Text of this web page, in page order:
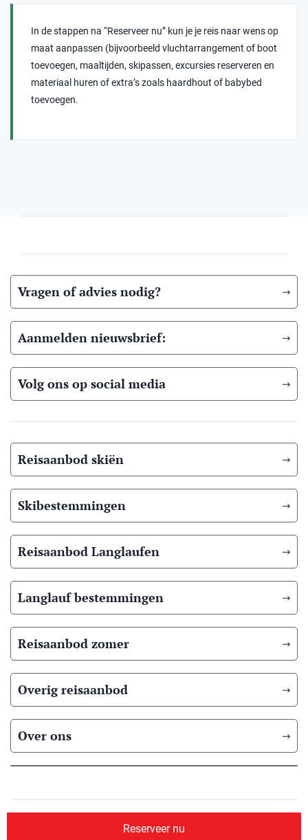
In de stappen na “Reserveer nu” kun je je reis naar wens op
maat aanpassen (bijvoorbeeld vluchtarrangement of boot
toevoegen, maaltijden, skipassen, excursies reserveren en
materiaal huren of extra’s zoals haardhout of babybed
toevoegen.
Reserveer nu
Vragen of advies nodig?
Aanmelden nieuwsbrief:
Volg ons op social media
Reisaanbod skiën
Skibestemmingen
Reisaanbod Langlaufen
Langlauf bestemmingen
Reisaanbod zomer
Overig reisaanbod
Over ons
© 2026 Scandic Booking
Algemene voorwaarden
Privacyverklaring